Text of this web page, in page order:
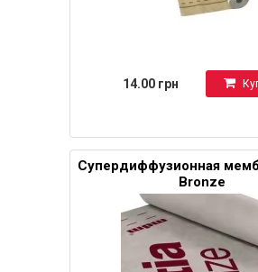
14.00 грн
Супердиффузионная
Bronze